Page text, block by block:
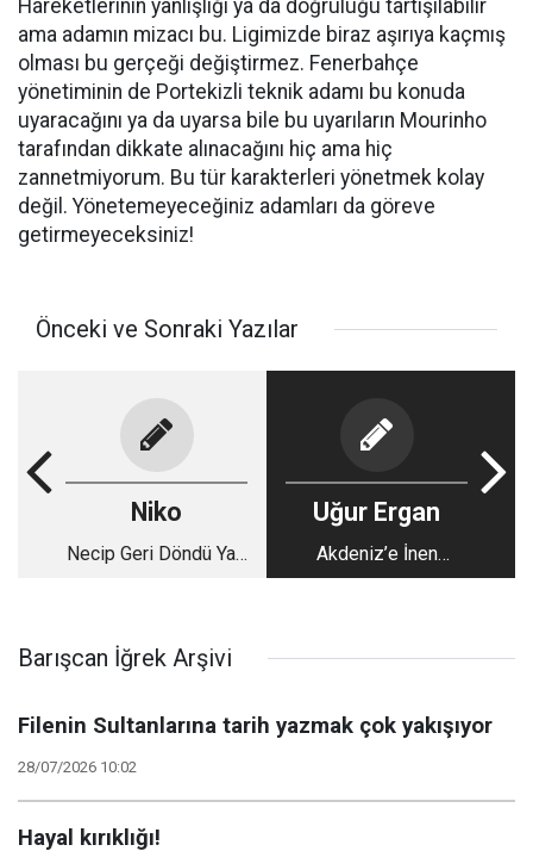
Hareketlerinin yanlışlığı ya da doğruluğu tartışılabilir
ama adamın mizacı bu. Ligimizde biraz aşırıya kaçmış
olması bu gerçeği değiştirmez. Fenerbahçe
yönetiminin de Portekizli teknik adamı bu konuda
uyaracağını ya da uyarsa bile bu uyarıların Mourinho
tarafından dikkate alınacağını hiç ama hiç
zannetmiyorum. Bu tür karakterleri yönetmek kolay
değil. Yönetemeyeceğiniz adamları da göreve
getirmeyeceksiniz!
Önceki ve Sonraki Yazılar
Niko
Necip Geri Döndü Ya…
Uğur Ergan
Akdeniz’e İnen
Kürdistan
Barışcan İğrek Arşivi
Filenin Sultanlarına tarih yazmak çok yakışıyor
28/07/2026 10:02
Hayal kırıklığı!